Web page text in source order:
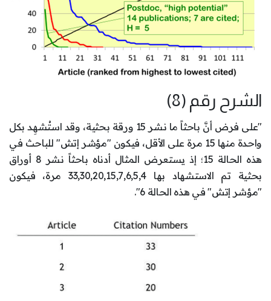
الشرح رقم (8)
"على فرض أنَّ باحثاً ما نشر 15 ورقة بحثية، وقد استُشهِد بكل
واحدة منها 15 مرة على الأقل، فيكون "مؤشر إتش" للباحث في
هذه الحالة 15؛ إذ يستعرض المثال أدناه باحثاً نشر 8 أوراق
بحثية تم الاستشهاد بها 33,30,20,15,7,6,5,4 مرة، فيكون
"مؤشر إتش" في هذه الحالة 6".